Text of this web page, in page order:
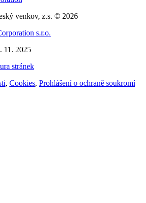
venkov, z.s. © 2026
s.r.o.
11. 2025
stránek
, Cookies, Prohlášení o ochraně soukromí